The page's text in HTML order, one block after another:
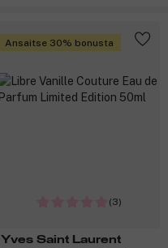
Ansaitse 30% bonusta
(3)
Yves Saint Laurent